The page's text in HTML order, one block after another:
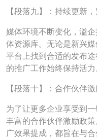
【段落九】：持续更新
媒体环境不断变化，溢
体资源库。无论是新兴
平台上找到合适的发布
的推广工作始终保持活力
【段落十】：合作伙伴
为了让更多企业享受到
丰富的合作伙伴激励政
广效果提成，都旨在与